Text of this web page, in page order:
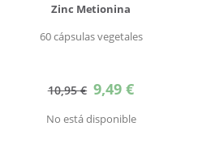
Zinc Metionina
60 cápsulas vegetales
10,95 € Precio
especial
9,49 €
No está disponible